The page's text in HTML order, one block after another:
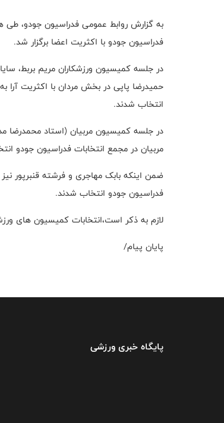
به گزارش روابط عمومی فدراسیون جودو،
فدراسیون جودو با اکثریت اعضا برگزار شد.
در جلسه کمیسیون ورزشکاران مریم بربط،
حمیدرضا پاپی در بخش مردان با اکثریت آرا
انتخاب شدند.
مربیان در مجمع انتخابات فدراسیون جودو
ضمن اینکه بابک مهاجری و فرشته قنبرپور
فدراسیون جودو انتخاب شدند.
لازم به ذکر است،انتخابات کمیسیون های ورزشکاران،
پایان پیام/
پایگاه خبری ورزشی